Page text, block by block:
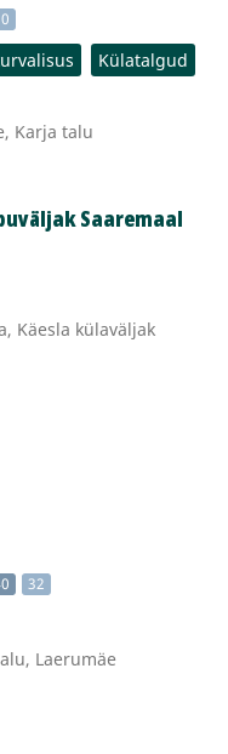
0
Külatalgud
Karja talu
Saaremaal
Käesla külaväljak
32
Laerumäe